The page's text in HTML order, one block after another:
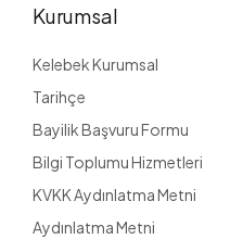
Kurumsal
Kelebek Kurumsal
Tarihçe
Bayilik Başvuru Formu
Bilgi Toplumu Hizmetleri
KVKK Aydınlatma Metni
Aydınlatma Metni